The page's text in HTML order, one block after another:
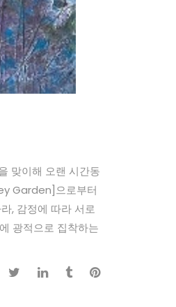
맞이해 오랜 시간동
Garden]으로부터
, 감정에 따라 서로
광적으로 집착하는